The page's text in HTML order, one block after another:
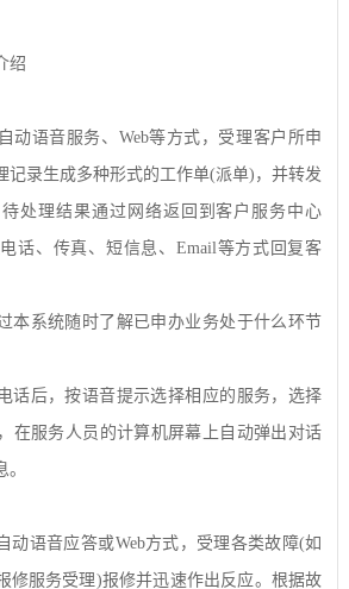
绍
动语音服务、 Web等方式，受理客户所申
记录生成多种形式的工作单(派单) ，并转发
处理结果通过网络返回到客户服务中心
话、传真、短信息、 Email等方式回复客
本系统随时了解已申办业务处于什么环节
话后，按语音提示选择相应的服务，选择
在服务人员的计算机屏幕上自动弹出对话
动语音应答或Web方式，受理各类故障(如
修服务受理)报修并迅速作出反应。根据故